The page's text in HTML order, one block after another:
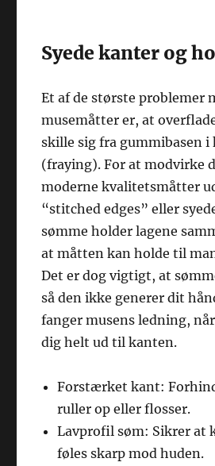
Syede kanter og
Et af de største problemer
musemåtter er, at
skille sig fra gummibasen i
(fraying). For at modvirke
moderne kvalitetsmåtter
“stitched edges” eller
sømme holder lagene
at måtten kan holde til
Det er dog vigtigt, at
så den ikke generer dit
fanger musens ledning,
dig helt ud til kanten.
Forstærket kant:
ruller op eller flosser.
Lavprofil søm: Sikrer at
føles skarp mod huden.